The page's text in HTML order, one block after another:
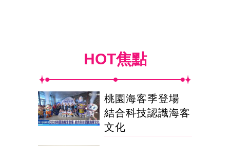
HOT焦點
桃園海客季登場
結合科技認識海客
文化